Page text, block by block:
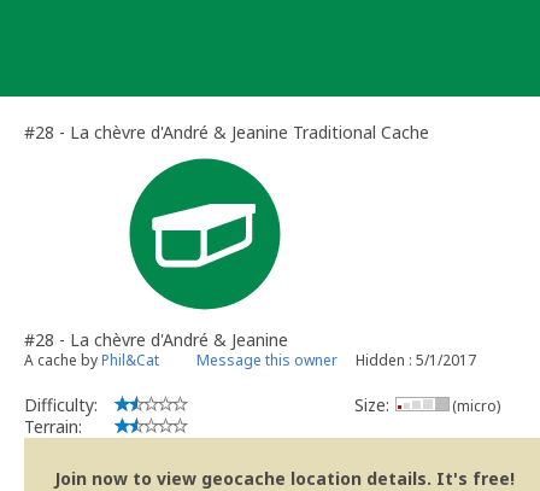
#28 - La chèvre d'André & Jeanine Traditional Cache
#28 - La chèvre d'André & Jeanine
A cache byPhil&Cat Message this owner Hidden : 5/1/2017
Difficulty:
Terrain:
Size: (micro)
Join now to view geocache location details. It's free!